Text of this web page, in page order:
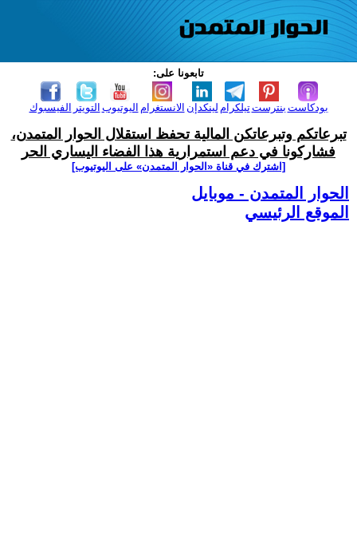
تابعونا على:
الفيسبوك التويتر اليوتيوب الانستغرام لينكدإن تيلكرامبنترست بودكاست
تبرعاتكم وتبرعاتكن المالية تحفظ استقلال الحوار المتمدن،
فشاركونا في دعم استمرارية هذا الفضاء اليساري الحر
[اشترك في قناة ‫«الحوار المتمدن» على اليوتيوب]
الحوار المتمدن - موبايل
الموقع الرئيسي